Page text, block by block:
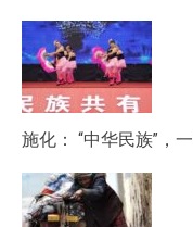
施化： “中华民族”，